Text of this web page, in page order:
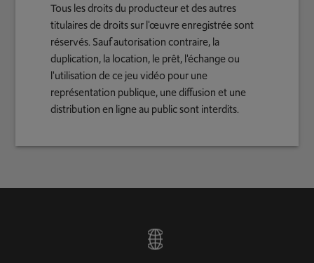
Tous les droits du producteur et des autres
titulaires de droits sur l'œuvre enregistrée sont
réservés. Sauf autorisation contraire, la
duplication, la location, le prêt, l'échange ou
l'utilisation de ce jeu vidéo pour une
représentation publique, une diffusion et une
distribution en ligne au public sont interdits.